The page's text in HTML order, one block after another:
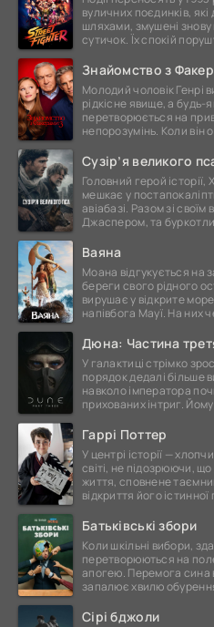
вуличних поєдинків,
шляхами, змушені
сутичок. Їх спокій
Знайомство з
Молодий чоловік Генрі
рідкісне явище, а
перетворюється на
непорозумінь. Коли він
Сузір’я великого
Головний герой історії,
мешкає у
авіабазі. Разом зі
Джаспером, та
Ваяна
Моана відгукується на
береги свого рідного
вирушає у відкрите
напівбога Мауї. На них
Дюна: Частина
У галактиці стрімко
порядок дедалі більше
навколо імператора
прихованих інтриг.
Гаррі Поттер
У центрі історії —
світі, не підозрюючи,
життя, сповнене
відкриття його
Батьківські збори
Коли шкільні вибори,
перетворюються на
апогею. Перемога сина
запалює хвилю
Сірі бджоли